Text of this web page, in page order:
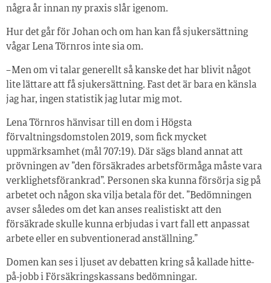
några år innan ny praxis slår igenom.
Hur det går för Johan och om han kan få sjukersättning
vågar Lena Törnros inte sia om.
– Men om vi talar generellt så kanske det har blivit något
lite lättare att få sjukersättning. Fast det är bara en känsla
jag har, ingen statistik jag lutar mig mot.
Lena Törnros hänvisar till en dom i Högsta
förvaltningsdomstolen 2019, som fick mycket
uppmärksamhet (mål 707:19). Där sägs bland annat att
prövningen av ”den försäkrades arbetsförmåga måste vara
verklighetsförankrad”. Personen ska kunna försörja sig på
arbetet och någon ska vilja betala för det. ”Bedömningen
avser således om det kan anses realistiskt att den
försäkrade skulle kunna erbjudas i vart fall ett anpassat
arbete eller en subventionerad anställning.”
Domen kan ses i ljuset av debatten kring så kallade hitte-
på-jobb i Försäkringskassans bedömningar.